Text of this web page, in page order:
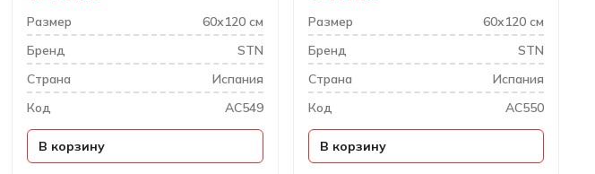
Размер
60х120 см
Бренд
STN
Cтрана
Испания
Код
AC549
В корзину
Размер
60х120 см
Бренд
STN
Cтрана
Испания
Код
AC550
В корзину